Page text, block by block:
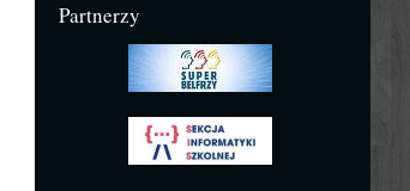
Partnerzy